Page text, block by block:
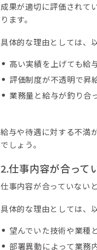
成果が適切に評価されて
ります。
具体的な理由としては、
高い実績を上げても給
評価制度が不透明で昇
業務量と給与が釣り合
給与や待遇に対する不満
でしょう。
2.仕事内容が合って
仕事内容が合っていない
具体的な理由としては、
望んでいた技術や業種
部署異動によって業務